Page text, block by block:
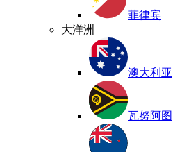
菲律宾
大洋洲
澳大利亚
瓦努阿图